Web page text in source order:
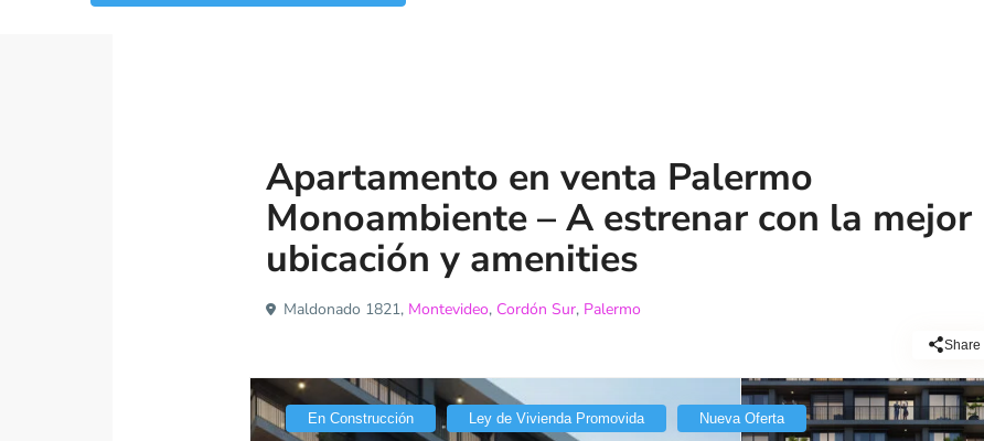
Apartamento en venta Palermo
Monoambiente – A estrenar con la mejor
ubicación y amenities
Maldonado 1821, Montevideo, Cordón Sur, Palermo
Share
En Construcción Ley de Vivienda Promovida Nueva Oferta